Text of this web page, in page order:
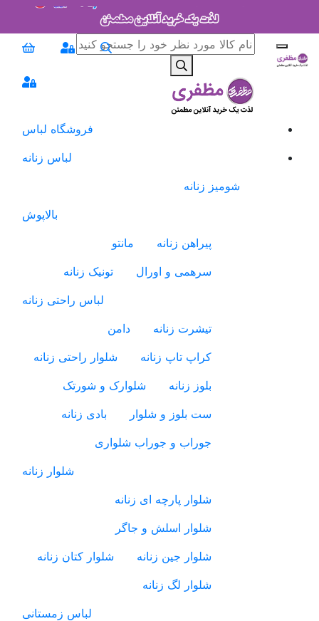
فروشگاه لباس
لباس زنانه
شومیز زنانه
بالاپوش
پیراهن زنانه
مانتو
سرهمی و اورال
تونیک زنانه
لباس راحتی زنانه
تیشرت زنانه
دامن
کراپ تاپ زنانه
شلوار راحتی زنانه
بلوز زنانه
شلوارک و شورتک
ست بلوز و شلوار
بادی زنانه
جوراب و جوراب شلواری
شلوار زنانه
شلوار پارچه ای زنانه
شلوار اسلش و جاگر
شلوار جین زنانه
شلوار کتان زنانه
شلوار لگ زنانه
لباس زمستانی